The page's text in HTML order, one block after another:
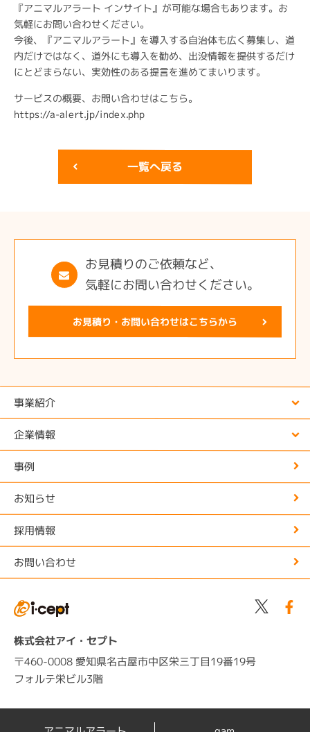
『アニマルアラート インサイト』が可能な場合もあります。お
気軽にお問い合わせください。
今後、『アニマルアラート』を導入する自治体も広く募集し、道
内だけではなく、道外にも導入を勧め、出没情報を提供するだけ
にとどまらない、実効性のある提言を進めてまいります。
サービスの概要、お問い合わせはこちら。
https://a-alert.jp/index.php
一覧へ戻る
お見積りのご依頼など、
気軽にお問い合わせください。
お見積り・お問い合わせはこちらから
事業紹介
企業情報
事例
お知らせ
採用情報
お問い合わせ
株式会社アイ・セプト
〒460-0008 愛知県名古屋市中区栄三丁目19番19号
フォルテ栄ビル3階